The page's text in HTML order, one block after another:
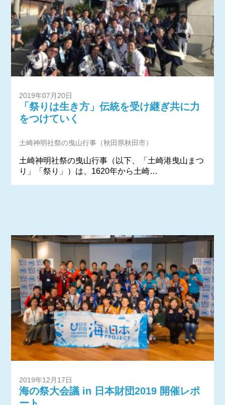
2019年07月20日
「祭りは生き方」伝統を受け継ぎ共に力
をつけていく
土崎神明社祭の曳山行事（秋田県秋田市）
土崎神明社祭の曳山行事（以下、「土崎港曳山まつ
り」「祭り」）は、1620年から土崎…
2019年12月17日
海の祭大会議 in 日本財団2019 開催レポ